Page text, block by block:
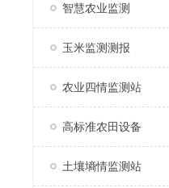
智慧农业监测
玉米监测测报
农业四情监测站
高标准农田设备
土壤墒情监测站